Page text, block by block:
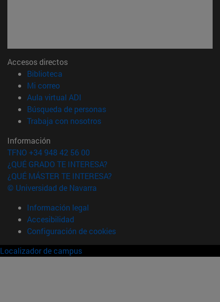
Accesos directos
Biblioteca
Mi correo(abre en nueva ventana)
Aula virtual ADI
Búsqueda de personas(abre en nueva ventana)
Trabaja con nosotros(abre en nueva ventana)
Información
TFNO +34 948 42 56 00
¿QUÉ GRADO TE INTERESA?
¿QUÉ MÁSTER TE INTERESA?
© Universidad de Navarra
Información legal
Accesibilidad
Configuración de cookies
Localizador de campus